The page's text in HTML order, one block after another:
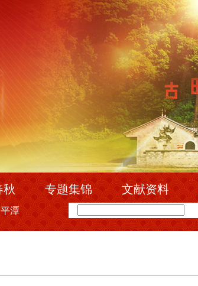
秋 专题集锦 文献资料
平潭